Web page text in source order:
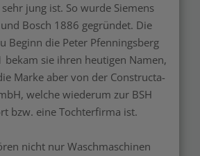
jung ist. So wurde Siemens
Bosch 1886 gegründet. Die
Beginn die Peter Pfenningsberg
bekam sie ihren heutigen Namen,
Marke aber von der Constructa-
welche wiederum zur BSH
bzw. eine Tochterfirma ist.
nicht nur Waschmaschinen